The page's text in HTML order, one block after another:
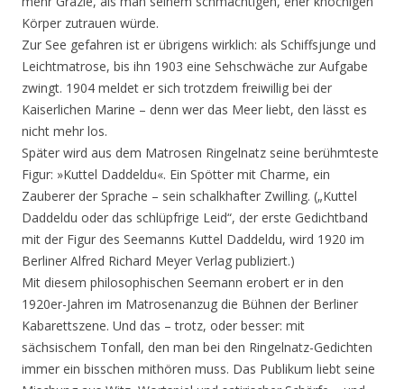
Körper zutrauen würde.
Zur See gefahren ist er übrigens wirklich: als Schiffsjunge und
Leichtmatrose, bis ihn 1903 eine Sehschwäche zur Aufgabe
zwingt. 1904 meldet er sich trotzdem freiwillig bei der
Kaiserlichen Marine – denn wer das Meer liebt, den lässt es
nicht mehr los.
Später wird aus dem Matrosen Ringelnatz seine berühmteste
Figur: »Kuttel Daddeldu«. Ein Spötter mit Charme, ein
Zauberer der Sprache – sein schalkhafter Zwilling. („Kuttel
Daddeldu oder das schlüpfrige Leid“, der erste Gedichtband
mit der Figur des Seemanns Kuttel Daddeldu, wird 1920 im
Berliner Alfred Richard Meyer Verlag publiziert.)
Mit diesem philosophischen Seemann erobert er in den
1920er-Jahren im Matrosenanzug die Bühnen der Berliner
Kabarettszene. Und das – trotz, oder besser: mit
sächsischem Tonfall, den man bei den Ringelnatz-Gedichten
immer ein bisschen mithören muss. Das Publikum liebt seine